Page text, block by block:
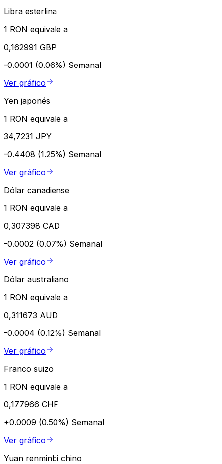
Libra esterlina
1 RON equivale a
0,162991 GBP
-0.0001 (0.06%) Semanal
Ver gráfico
Yen japonés
1 RON equivale a
34,7231 JPY
-0.4408 (1.25%) Semanal
Ver gráfico
Dólar canadiense
1 RON equivale a
0,307398 CAD
-0.0002 (0.07%) Semanal
Ver gráfico
Dólar australiano
1 RON equivale a
0,311673 AUD
-0.0004 (0.12%) Semanal
Ver gráfico
Franco suizo
1 RON equivale a
0,177966 CHF
+0.0009 (0.50%) Semanal
Ver gráfico
Yuan renminbi chino